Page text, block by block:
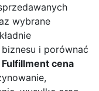
wybrane
i porównać
Fulfillment cena